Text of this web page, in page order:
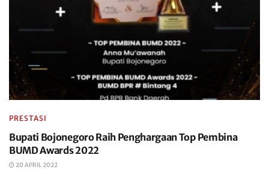
PRESTASI
Bupati Bojonegoro Raih Penghargaan Top Pembina
BUMD Awards 2022
20 APRIL 2022